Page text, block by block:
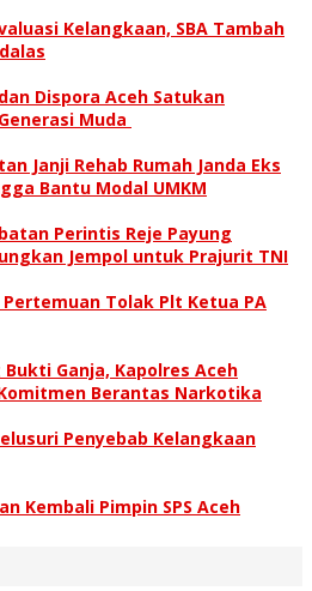
Kelangkaan, SBA Tambah
Dispora Aceh Satukan
Muda
Janji Rehab Rumah Janda Eks
Bantu Modal UMKM
Perintis Reje Payung
Jempol untuk Prajurit TNI
Pertemuan Tolak Plt Ketua PA
Ganja, Kapolres Aceh
Berantas Narkotika
Penyebab Kelangkaan
Kembali Pimpin SPS Aceh